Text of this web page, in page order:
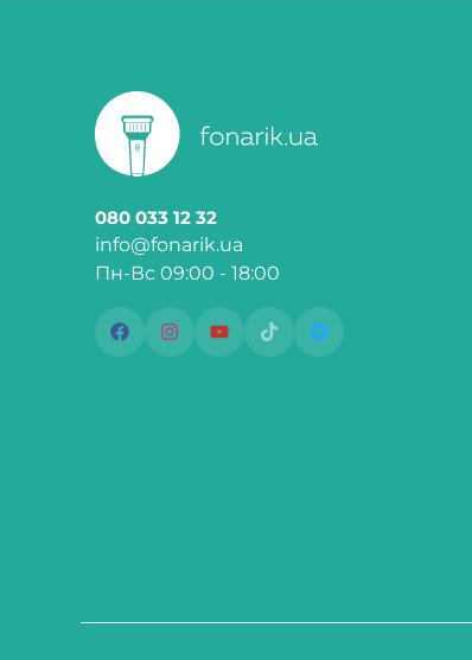
080 033 12 32
info@fonarik.ua
Пн-Вс 09:00 - 18:00